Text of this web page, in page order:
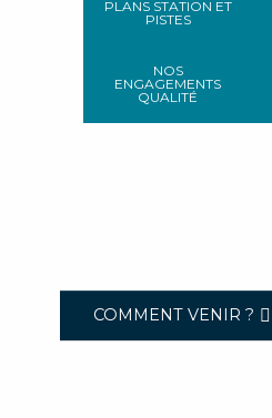
PLANS STATION ET
PISTES
NOS
ENGAGEMENTS
QUALITÉ
COMMENT VENIR ?